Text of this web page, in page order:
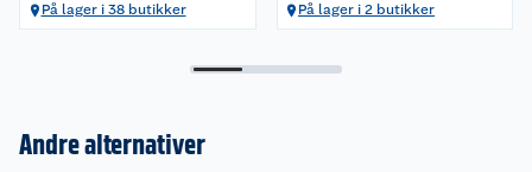
På lager i 38 butikker På lager i 2 butikker
Andre alternativer